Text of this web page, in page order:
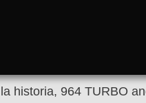
historia, 964 TURBO